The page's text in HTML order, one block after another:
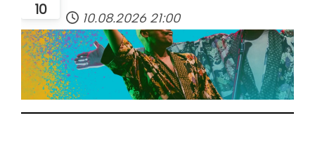
10
10.08.2026 21:00